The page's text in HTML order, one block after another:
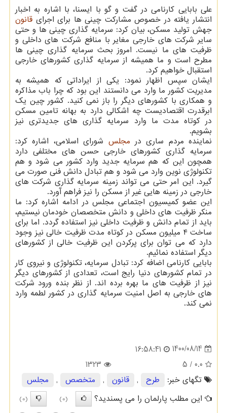
علی بابایی کارنامی در گفت و گو با ایسنا، با اشاره به اخبار
انتشار یافته در خصوص مشارکت چینی ها برای اجرای قانون
جهش تولید مسکن، بیان کرد: سرمایه گذاری چینی ها و حتی
سایر شرکت های خارجی مغایر با منافع شرکت های داخلی و
ظرفیت های ما نیست. امروز بحث سرمایه گذاری چینی ها
مطرح است و ما همیشه از سرمایه گذاری کشورهای خارجی
استقبال خواهیم کرد.
ایشان سپس اظهار نمود: یکی از ایراداتی که همیشه به
مدیریت کشور ما وارد می دانستند این بود که چرا باب مذاکره
و همکاری با کشورهای دیگر را باز نمی کنید. کشور چین یک
ابرقدرت اقتصادیست چه اشکالی دارد به بهانه تامین مسکن
در کوتاه مدت ما وارد سرمایه گذاری های جدیدتری نیز
بشویم.
نماینده مردم ساری در مجلس شورای اسلامی، اشاره کرد:
سرمایه گذاری کشورهای خارجی حسن های مختلفی دارد
همچون این که هم سرمایه جدید وارد کشور می شود و هم
تکنولوژی نوین وارد می شود و هم تبادل دانش فنی صورت می
گیرد. این امر حتی می تواند زمینه سرمایه گذاری شرکت های
خارجی در زمینه هایی غیر از مسکن را نیز فراهم آورد.
این عضو کمیسیون اجتماعی مجلس در ادامه اشاره کرد: ما
منکر ظرفیت های داخلی و دانش متخصصان خودمان نیستیم،
باید از تمام دانش و ظرفیت داخلی نیز استفاده گردد. اما برای
ساخت ۴ میلیون مسکن در کوتاه مدت ظرفیت خالی نیز وجود
دارد که می توان برای پرکردن این ظرفیت خالی از کشورهای
دیگر استفاده نمائیم.
بابایی کارنامی اضافه کرد: تبادل سرمایه، تکنولوژی و نیروی کار
در تمام کشورهای دنیا رایج است، تعدادی از کشورهای دیگر
نیز از ظرفیت های ما بهره برده اند. از نظر بنده ورود شرکت
های خارجی به اصل امنیت سرمایه گذاری در کشور لطمه وارد
نمی کند.
1400/08/14
16:58:41
0.0
/ 5
1323
تگهای خبر:
طرح , قانون , متخصص ,
مجلس
این مطلب پارلمان را می پسندید؟
(0)
(0)